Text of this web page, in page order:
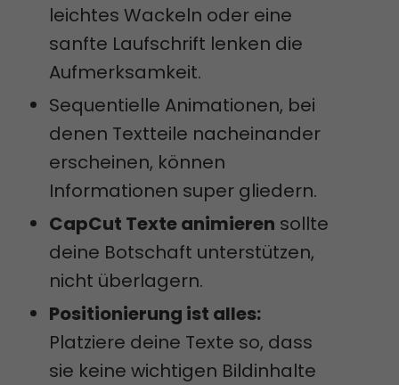
leichtes Wackeln oder eine
sanfte Laufschrift lenken die
Aufmerksamkeit.
Sequentielle Animationen, bei
denen Textteile nacheinander
erscheinen, können
Informationen super gliedern.
CapCut Texte animieren sollte
deine Botschaft unterstützen,
nicht überlagern.
Positionierung ist alles:
Platziere deine Texte so, dass
sie keine wichtigen Bildinhalte